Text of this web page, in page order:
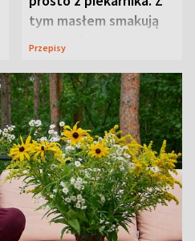
tym masłem smakują
jeszcze lepiej
Przepisy